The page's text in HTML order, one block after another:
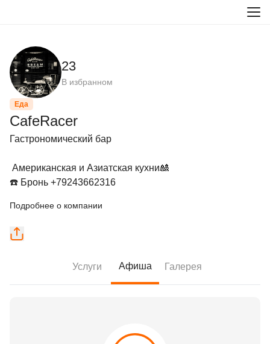
23
В избранном
Еда
CafeRacer
Гастрономический бар
☎️ Бронь +79243662316
Подробнее о компании
Услуги Афиша Галерея